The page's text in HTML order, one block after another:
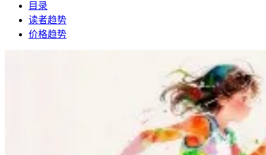
目录
读者趋势
价格趋势